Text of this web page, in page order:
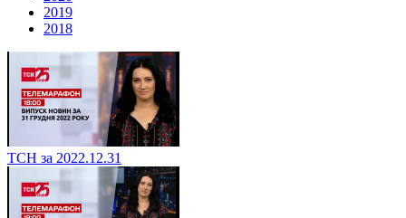
2019
2018
ТСН за 2022.12.31